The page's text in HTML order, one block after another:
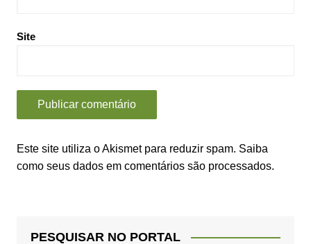
Site
Este site utiliza o Akismet para reduzir spam. Saiba
como seus dados em comentários são processados.
PESQUISAR NO PORTAL